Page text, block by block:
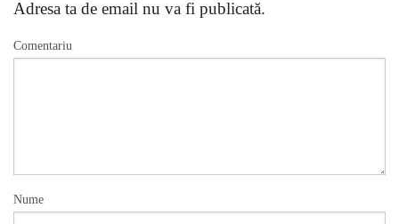
Adresa ta de email nu va fi publicată.
Comentariu
Nume